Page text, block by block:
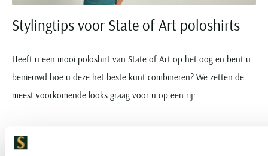
Stylingtips voor State of Art poloshirts
Heeft u een mooi poloshirt van State of Art op het oog en bent u
benieuwd hoe u deze het beste kunt combineren? We zetten de
meest voorkomende looks graag voor u op een rij:
Voor een modieuze, dagelijkse look draagt u het State of Art